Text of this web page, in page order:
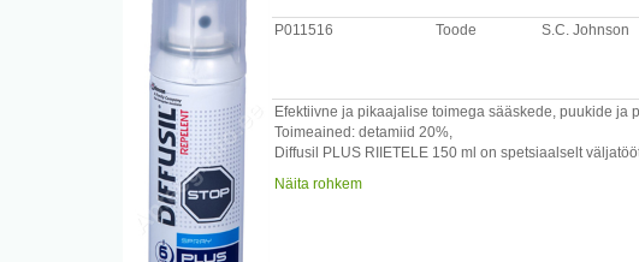
P011516 Toode S.C. Johnson
Efektiivne ja pikaajalise toimega sääskede, puukide ja
Toimeained: detamiid 20%,
Diffusil PLUS RIIETELE 150 ml on spetsiaalselt
Toode tagab pikaajalise ja tõhusa mõju riietel kuni 4
Näita rohkem